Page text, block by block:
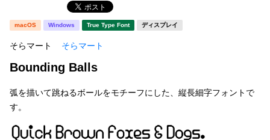
新着一覧
マイページ
タイプフェイス
明朝体
角ゴシック
草書体 勘亭流
macOS Windows True Type Font ディスプレイ
そらマート そらマート
Bounding Balls
弧を描いて跳ねるボールをモチーフにした、縦長細字フォントで
す。